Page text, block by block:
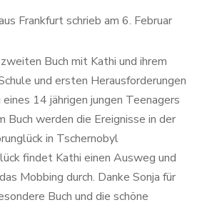
Frankfurtschrieb am 6. Februar
Buch mit Kathi und ihrem
und ersten Herausforderungen
14 jährigen jungen Teenagers
Buch werden die Ereignisse in der
in Tschernobyl
findet Kathi einen Ausweg und
Mobbing durch. Danke Sonja für
Buch und die schöne